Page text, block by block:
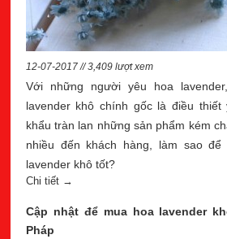
12-07-2017 // 3,409 lượt xem
Với những người yêu hoa
lavender khô chính gốc là điều thiết
khẩu tràn lan những sản phẩm kém
nhiều đến khách hàng, làm sao
lavender khô tốt?
Chi tiết →
Cập nhật để mua hoa lavender
Pháp